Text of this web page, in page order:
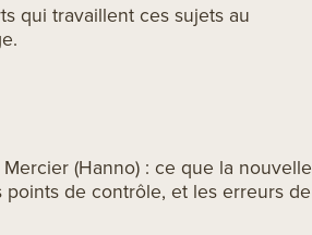
qui travaillent ces sujets au
(Hanno) : ce que la nouvelle
points de contrôle, et les erreurs de